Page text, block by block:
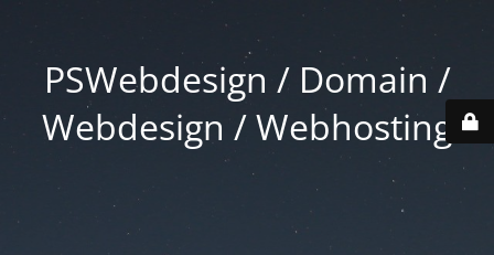
PSWebdesign / Domain /
Webdesign / Webhosting